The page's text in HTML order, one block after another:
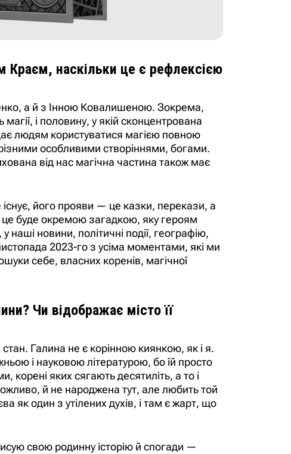
наскільки це є рефлексією
а й з Інною Ковалишеною. Зокрема,
і половину, у якій сконцентрована
людям користуватися магією повною
особливими створіннями, богами.
від нас магічна частина також має
його прояви — це казки, перекази, а
це буде окремою загадкою, яку героям
новини, політичні події, географію,
2023-го з усіма моментами, які ми
себе, власних коренів, магічної
Чи відображає місто її
Галина не є корінною киянкою, як і я.
і науковою літературою, бо їй просто
корені яких сягають десятиліть, а то і
й не народжена тут, але любить той
як один з утілених духів, і там є жарт, що
свою родинну історію й спогади —